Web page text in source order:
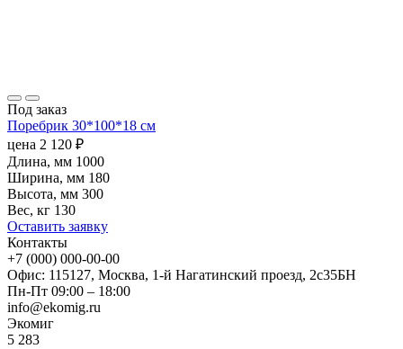
Под заказ
Поребрик 30*100*18 см
цена 2 120 ₽
Длина, мм 1000
Ширина, мм 180
Высота, мм 300
Вес, кг 130
Оставить заявку
Контакты
+7 (000) 000-00-00
Офис: 115127, Москва, 1-й Нагатинский проезд, 2с35БН
Пн-Пт 09:00 – 18:00
info@ekomig.ru
Экомиг
5 283